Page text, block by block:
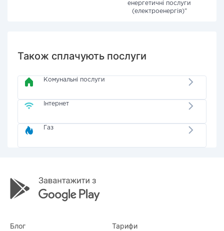
енергетичні послуги
(електроенергія)"
Також сплачують послуги
Комунальні послуги
Інтернет
Газ
Блог Тарифи